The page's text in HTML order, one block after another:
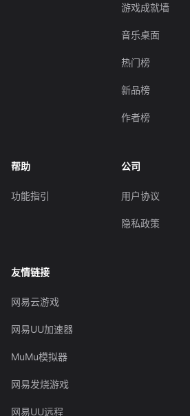
游戏成就墙
音乐桌面
热门榜
新品榜
作者榜
帮助
功能指引
公司
用户协议
隐私政策
友情链接
网易云游戏
网易UU加速器
MuMu模拟器
网易发烧游戏
网易UU远程